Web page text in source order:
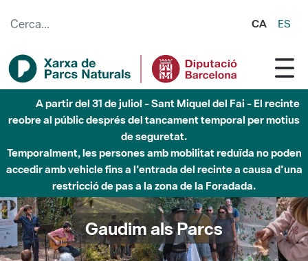
CA ES
6 d'agost - Parc Fluvial Besòs - Activació de la Fase
d'Alerta del Parc Fluvial del Besòs per pluges intenses.
Tancats els accessos al Parc.
Gaudim als Parcs